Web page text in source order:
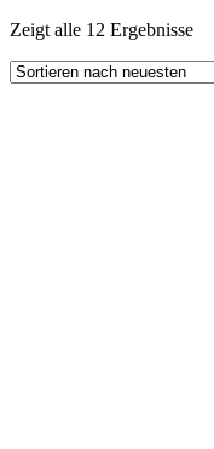
Zeigt alle 12 Ergebnisse